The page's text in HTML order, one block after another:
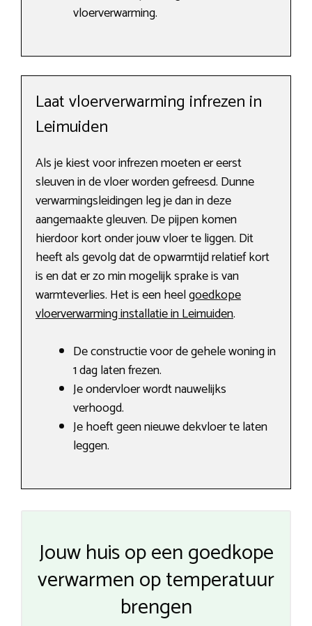
vloerverwarming.
Laat vloerverwarming infrezen in
Leimuiden
Als je kiest voor infrezen moeten er eerst
sleuven in de vloer worden gefreesd. Dunne
verwarmingsleidingen leg je dan in deze
aangemaakte gleuven. De pijpen komen
hierdoor kort onder jouw vloer te liggen. Dit
heeft als gevolg dat de opwarmtijd relatief kort
is en dat er zo min mogelijk sprake is van
warmteverlies. Het is een heelgoedkope
vloerverwarming installatie in Leimuiden.
De constructie voor de gehele woning in
1 dag laten frezen.
Je ondervloer wordt nauwelijks
verhoogd.
Je hoeft geen nieuwe dekvloer te laten
leggen.
Jouw huis op een goedkope
verwarmen op temperatuur
brengen